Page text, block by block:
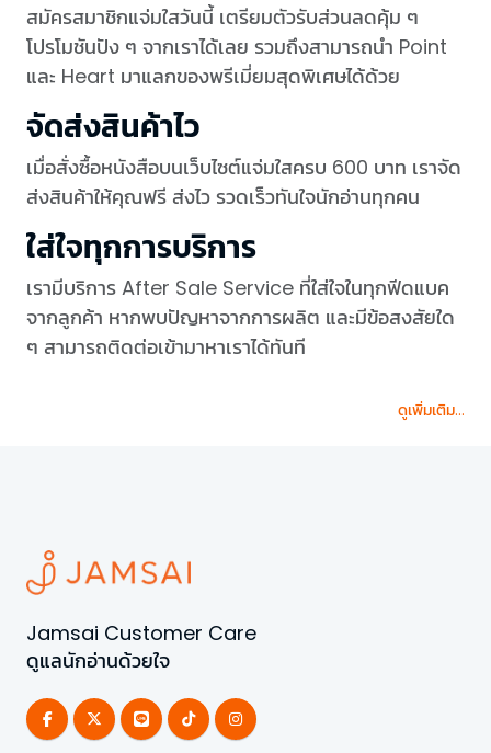
สมัครสมาชิกแจ่มใสวันนี้ เตรียมตัวรับส่วนลดคุ้ม ๆ
โปรโมชันปัง ๆ จากเราได้เลย รวมถึงสามารถนำ Point
และ Heart มาแลกของพรีเมี่ยมสุดพิเศษได้ด้วย
จัดส่งสินค้าไว
เมื่อสั่งซื้อหนังสือบนเว็บไซต์แจ่มใสครบ 600 บาท เราจัด
ส่งสินค้าให้คุณฟรี ส่งไว รวดเร็วทันใจนักอ่านทุกคน
ใส่ใจทุกการบริการ
เรามีบริการ After Sale Service ที่ใส่ใจในทุกฟีดแบค
จากลูกค้า หากพบปัญหาจากการผลิต และมีข้อสงสัยใด
ๆ สามารถติดต่อเข้ามาหาเราได้ทันที
ดูเพิ่มเติม...
Jamsai Customer Care
ดูแลนักอ่านด้วยใจ